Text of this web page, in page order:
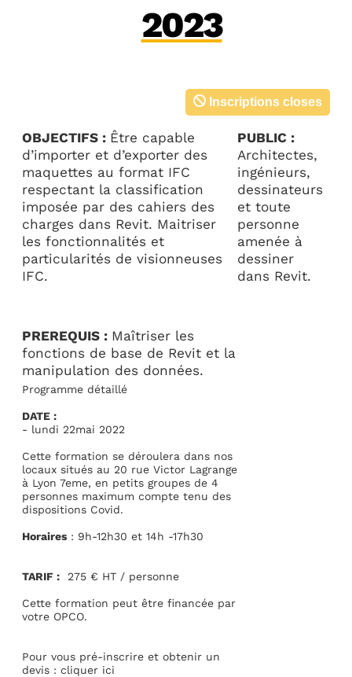
2023
Inscriptions closes
OBJECTIFS : Être capable
d’importer et d’exporter des
maquettes au format IFC
respectant la classification
imposée par des cahiers des
charges dans Revit. Maitriser
les fonctionnalités et
particularités de visionneuses
IFC.
PUBLIC :
Architectes,
ingénieurs,
dessinateurs
et toute
personne
amenée à
dessiner
dans Revit.
PREREQUIS : Maîtriser les
fonctions de base de Revit et la
manipulation des données.
Programme détaillé
DATE :
- lundi 22mai 2022
Cette formation se déroulera dans nos
locaux situés au 20 rue Victor Lagrange
à Lyon 7eme, en petits groupes de 4
personnes maximum compte tenu des
dispositions Covid.
Horaires : 9h-12h30 et 14h -17h30
TARIF : 275 € HT / personne
Cette formation peut être financée par
votre OPCO.
Pour vous pré-inscrire et obtenir un
devis : cliquer ici